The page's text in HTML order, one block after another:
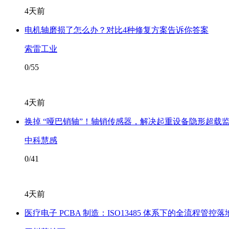
4天前
电机轴磨损了怎么办？对比4种修复方案告诉你答案
索雷工业
0/55
4天前
换掉 “哑巴销轴”！轴销传感器，解决起重设备隐形超载
中科慧感
0/41
4天前
医疗电子 PCBA 制造：ISO13485 体系下的全流程管控落